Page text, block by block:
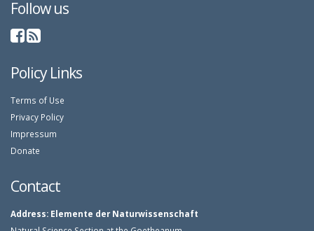
Follow us
Policy Links
Terms of Use
Privacy Policy
Impressum
Donate
Contact
Address: Elemente der Naturwissenschaft